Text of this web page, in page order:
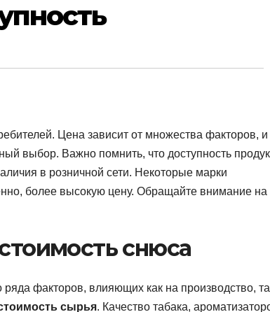
Цена зависит от множества факторов, и
выбор. Важно помнить, что доступность
в розничной сети. Некоторые марки
более высокую цену. Обращайте внимание на
снюса
факторов, влияющих как на производство,
сырья. Качество табака,